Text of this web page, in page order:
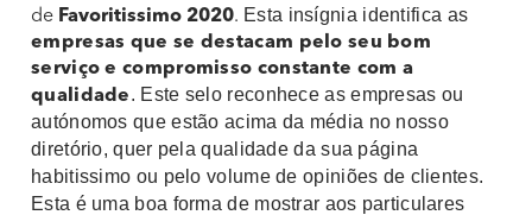
de Favoritissimo 2020. Esta insígnia identifica as
empresas que se destacam pelo seu bom
serviço e compromisso constante com a
qualidade. Este selo reconhece as empresas ou
autónomos que estão acima da média no nosso
diretório, quer pela qualidade da sua página
habitissimo ou pelo volume de opiniões de clientes.
Esta é uma boa forma de mostrar aos particulares